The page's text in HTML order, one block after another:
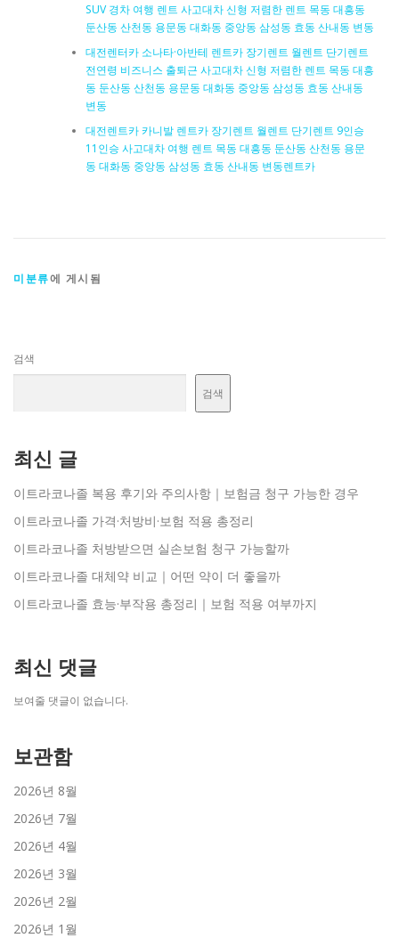
SUV 경차 여행 렌트 사고대차 신형 저렴한 렌트 목동 대흥동
둔산동 산천동 용문동 대화동 중앙동 삼성동 효동 산내동 변동
대전렌터카 소나타·아반테 렌트카 장기렌트 월렌트 단기렌트
전연령 비즈니스 출퇴근 사고대차 신형 저렴한 렌트 목동 대흥
동 둔산동 산천동 용문동 대화동 중앙동 삼성동 효동 산내동
변동
대전렌트카 카니발 렌트카 장기렌트 월렌트 단기렌트 9인승
11인승 사고대차 여행 렌트 목동 대흥동 둔산동 산천동 용문
동 대화동 중앙동 삼성동 효동 산내동 변동렌트카
미분류에 게시됨
검색
검색
최신 글
이트라코나졸 복용 후기와 주의사항｜보험금 청구 가능한 경우
이트라코나졸 가격·처방비·보험 적용 총정리
이트라코나졸 처방받으면 실손보험 청구 가능할까
이트라코나졸 대체약 비교｜어떤 약이 더 좋을까
이트라코나졸 효능·부작용 총정리｜보험 적용 여부까지
최신 댓글
보여줄 댓글이 없습니다.
보관함
2026년 8월
2026년 7월
2026년 4월
2026년 3월
2026년 2월
2026년 1월